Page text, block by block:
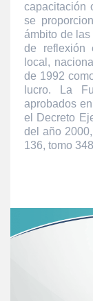
capacitación
se
ámbito de
de reflexión
local,
de 1992
lucro. La
aprobados
el Decreto
del año
136, tomo